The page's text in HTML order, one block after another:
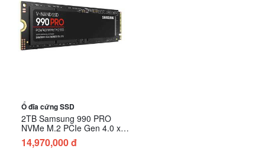
Ổ đĩa cứng SSD
2TB Samsung 990 PRO
NVMe M.2 PCIe Gen 4.0 x4
MZ-V9P2T0BW
14,970,000 đ